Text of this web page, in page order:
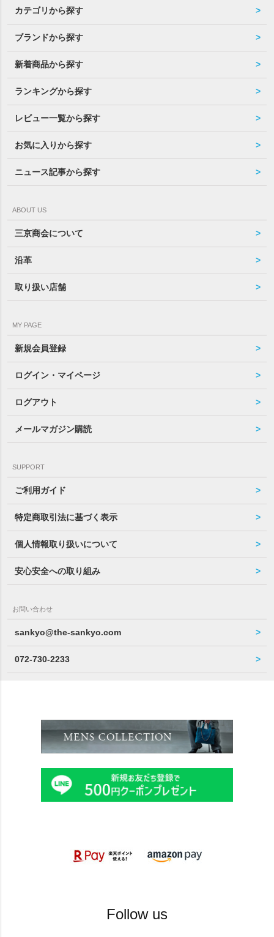
カテゴリから探す
ブランドから探す
新着商品から探す
ランキングから探す
レビュー一覧から探す
お気に入りから探す
ニュース記事から探す
ABOUT US
三京商会について
沿革
取り扱い店舗
MY PAGE
新規会員登録
ログイン・マイページ
ログアウト
メールマガジン購読
SUPPORT
ご利用ガイド
特定商取引法に基づく表示
個人情報取り扱いについて
安心安全への取り組み
お問い合わせ
sankyo@the-sankyo.com
072-730-2233
Follow us